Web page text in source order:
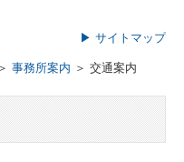
▶ サイトマップ
＞ 事務所案内 ＞ 交通案内